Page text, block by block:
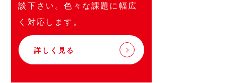
談下さい。色々な課題に幅広
く対応します。
詳しく見る